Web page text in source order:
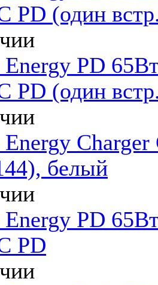
PD (один
PD
PD (один
белый
PD
PD